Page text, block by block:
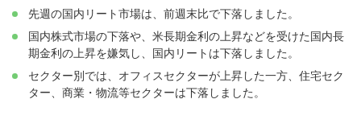
先週の国内リート市場は、前週末比で下落しました。
国内株式市場の下落や、米長期金利の上昇などを受けた国内長
期金利の上昇を嫌気し、国内リートは下落しました。
セクター別では、オフィスセクターが上昇した一方、住宅セク
ター、商業・物流等セクターは下落しました。